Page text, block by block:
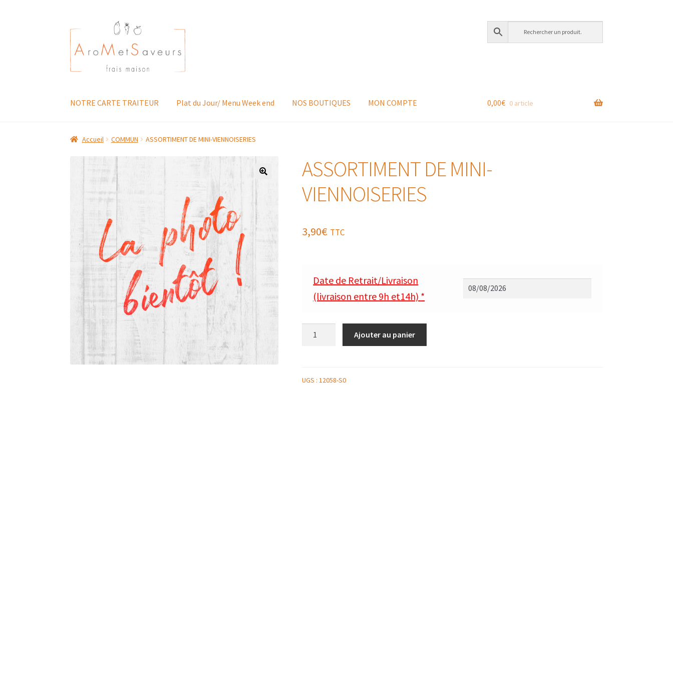
Aller
à
la
navigation
Aller
au
contenu
NOTRE CARTE TRAITEUR Plat du Jour/ Menu Week end NOS BOUTIQUES MON COMPTE 0,00€ 0 article
Accueil COMMUN ASSORTIMENT DE MINI-VIENNOISERIES
ASSORTIMENT DE MINI-
VIENNOISERIES
3,90€ TTC
Date de Retrait/Livraison
(livraison entre 9h et14h) *
MINI-
Ajouter au panier
UGS : 12058-S0